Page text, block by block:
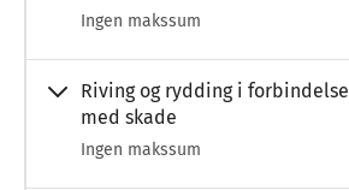
Ingen makssum
Riving og rydding i forbindelse
med skade
Ingen makssum